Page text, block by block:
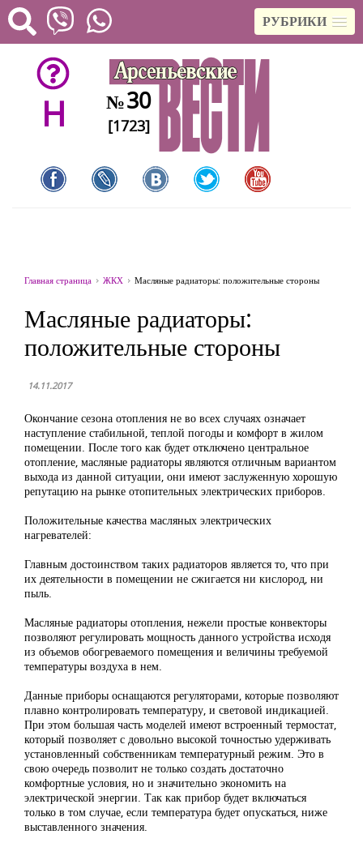
РУБРИКИ
H №30
[1723]
Главная страница ЖКХ Масляные радиаторы: положительные стороны
Масляные радиаторы:
положительные стороны
14.11.2017
Окончание сезона отопления не во всех случаях означает
наступление стабильной, теплой погоды и комфорт в жилом
помещении. После того как будет отключено центральное
отопление, масляные радиаторы являются отличным вариантом
выхода из данной ситуации, они имеют заслуженную хорошую
репутацию на рынке отопительных электрических приборов.
Положительные качества масляных электрических
нагревателей:
Главным достоинством таких радиаторов является то, что при
их деятельности в помещении не сжигается ни кислород, ни
пыль.
Масляные радиаторы отопления, нежели простые конвекторы
позволяют регулировать мощность данного устройства исходя
из объемов обогреваемого помещения и величины требуемой
температуры воздуха в нем.
Данные приборы оснащаются регуляторами, которые позволяют
плавно контролировать температуру, и световой индикацией.
При этом большая часть моделей имеют встроенный термостат,
который позволяет с довольно высокой точностью удерживать
установленный собственникам температурный режим. Это в
свою очередь позволит не только создать достаточно
комфортные условия, но и значительно экономить на
электрической энергии. Так как прибор будет включаться
только в том случае, если температура будет опускаться, ниже
выставленного значения.